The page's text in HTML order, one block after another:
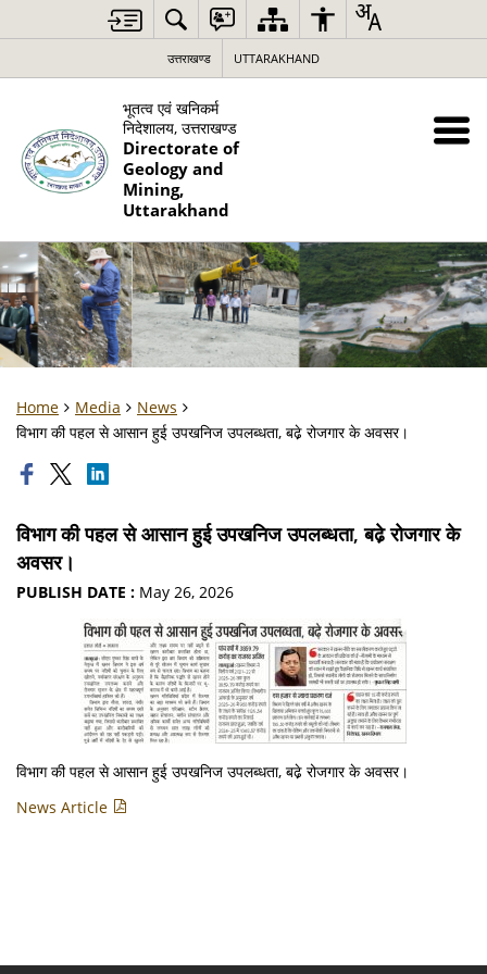
उत्तराखण्ड UTTARAKHAND
भूतत्व एवं खनिकर्म
निदेशालय, उत्तराखण्ड
Directorate of
Geology and
Mining,
Uttarakhand
Home Media
News
विभाग की पहल से आसान हुई उपखनिज उपलब्धता, बढे़ रोजगार के अवसर।
विभाग की पहल से आसान हुई उपखनिज उपलब्धता, बढे़ रोजगार के
अवसर।
PUBLISH DATE : May 26, 2026
विभाग की पहल से आसान हुई उपखनिज उपलब्धता, बढे़ रोजगार के अवसर।
News Article